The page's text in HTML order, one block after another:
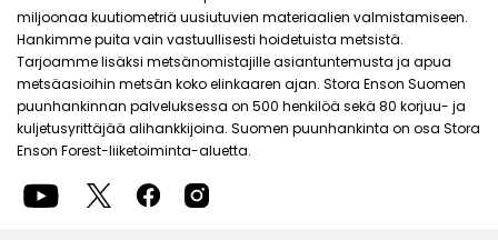
miljoonaa kuutiometriä uusiutuvien materiaalien valmistamiseen.
Hankimme puita vain vastuullisesti hoidetuista metsistä.
Tarjoamme lisäksi metsänomistajille asiantuntemusta ja apua
metsäasioihin metsän koko elinkaaren ajan. Stora Enson Suomen
puunhankinnan palveluksessa on 500 henkilöä sekä 80 korjuu- ja
kuljetusyrittäjää alihankkijoina. Suomen puunhankinta on osa Stora
Enson Forest-liiketoiminta-aluetta.